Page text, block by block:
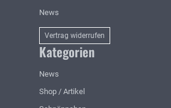
News
Vertrag widerrufen
Kategorien
News
Shop / Artikel